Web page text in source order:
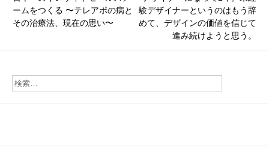
稿
ゲ
ームをつくる 〜テレアポの病と
その治療法、現在の思い〜
験デザイナーというのはもう辞
めて、デザインの価値を信じて
進み続けようと思う。